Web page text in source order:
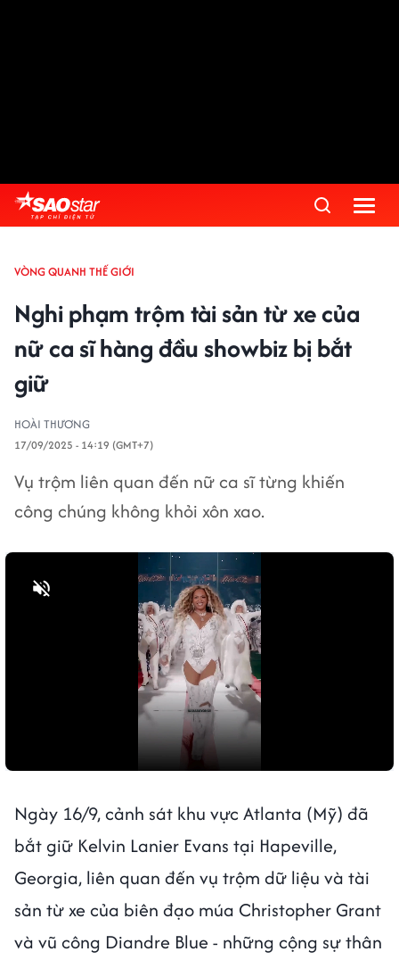
VÒNG QUANH THẾ GIỚI
Nghi phạm trộm tài sản từ xe của
nữ ca sĩ hàng đầu showbiz bị bắt
giữ
HOÀI THƯƠNG
17/09/2025 - 14:19 (GMT+7)
Vụ trộm liên quan đến nữ ca sĩ từng khiến
công chúng không khỏi xôn xao.
Ngày 16/9, cảnh sát khu vực Atlanta (Mỹ) đã
bắt giữ Kelvin Lanier Evans tại Hapeville,
Georgia, liên quan đến vụ trộm dữ liệu và tài
sản từ xe của biên đạo múa Christopher Grant
và vũ công Diandre Blue - những cộng sự thân